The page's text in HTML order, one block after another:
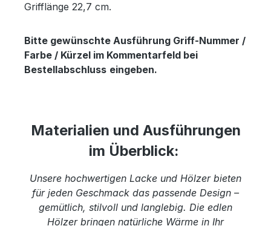
Grifflänge 22,7 cm.
Bitte gewünschte Ausführung Griff-Nummer /
Farbe / Kürzel im Kommentarfeld bei
Bestellabschluss eingeben.
Materialien und Ausführungen
im Überblick:
Unsere hochwertigen Lacke und Hölzer bieten
für jeden Geschmack das passende Design –
gemütlich, stilvoll und langlebig. Die edlen
Hölzer bringen natürliche Wärme in Ihr